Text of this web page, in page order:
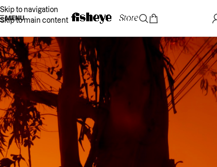
Skip to navigation
Skip to main content
MENU